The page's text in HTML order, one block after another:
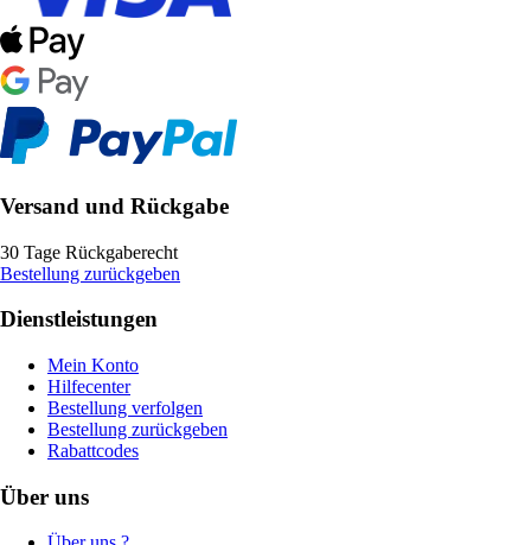
Versand und Rückgabe
30 Tage Rückgaberecht
Bestellung zurückgeben
Dienstleistungen
Mein Konto
Hilfecenter
Bestellung verfolgen
Bestellung zurückgeben
Rabattcodes
Über uns